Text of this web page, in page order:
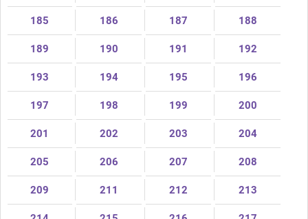
185 186 187 188
189 190 191 192
193 194 195 196
197 198 199 200
201 202 203 204
205 206 207 208
209 211 212 213